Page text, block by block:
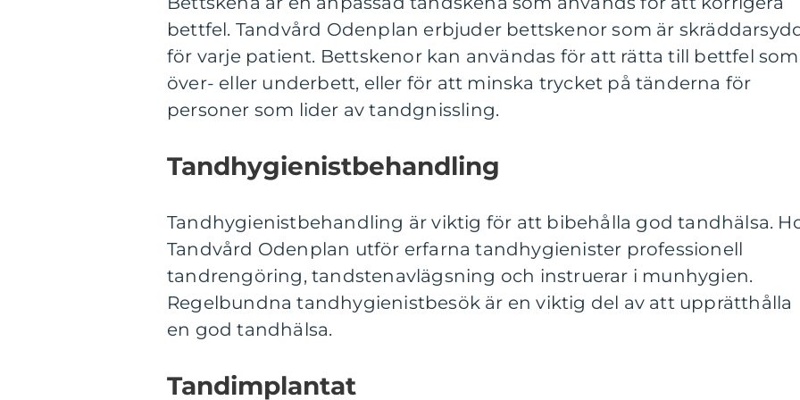
bettfel. Tandvård Odenplan erbjuder bettskenor som är
för varje patient. Bettskenor kan användas för att rätta till bettfel som
över- eller underbett, eller för att minska trycket på tänderna för
personer som lider av tandgnissling.
Tandhygienistbehandling
Tandhygienistbehandling är viktig för att bibehålla god tandhälsa.
Tandvård Odenplan utför erfarna tandhygienister professionell
tandrengöring, tandstenavlägsning och instruerar i munhygien.
Regelbundna tandhygienistbesök är en viktig del av att upprätthålla
en god tandhälsa.
Tandimplantat